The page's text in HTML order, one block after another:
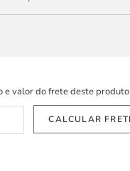
e valor do frete deste produto